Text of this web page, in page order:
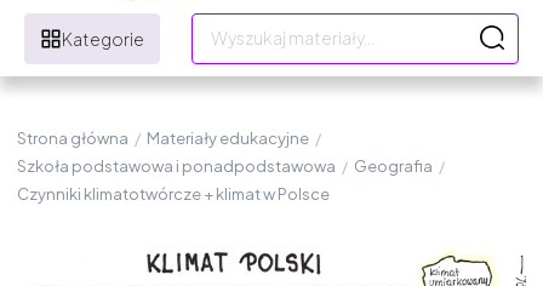
Kategorie
Strona główna / Materiały edukacyjne /
Szkoła podstawowa i ponadpodstawowa / Geografia /
Czynniki klimatotwórcze + klimat w Polsce